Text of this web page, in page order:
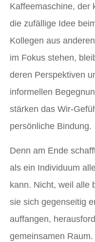
Kaffeemaschine, der
die zufällige Idee
Kollegen aus
im Fokus stehen,
deren Perspektiven
informellen
stärken das Wir-
persönliche Bindung.
Denn am Ende
als ein Individuum
kann. Nicht, weil alle
sie sich gegenseitig
auffangen,
gemeinsamen Raum.